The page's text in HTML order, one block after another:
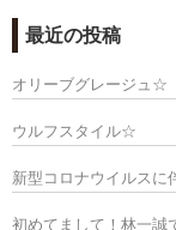
最近の投稿
オリーブグレージュ☆
ウルフスタイル☆
新型コロナウイルスに
初めてまして！林一誠